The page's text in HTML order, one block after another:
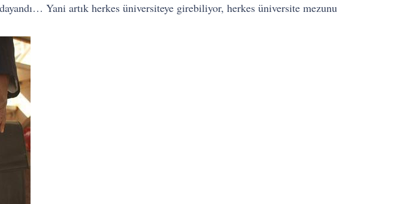
Yani artık herkes üniversiteye girebiliyor, herkes üniversite mezunu